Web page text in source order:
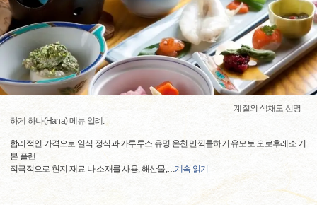
계절의 색채도 선명
하게 하나(Hana) 메뉴 일례.
합리적인 가격으로 일식 정식과 카루루스 유명 온천 만끽를하기 유모토 오로후레소 기
본 플랜
적극적으로 현지 재료 나 소재를 사용, 해산물,…계속 읽기